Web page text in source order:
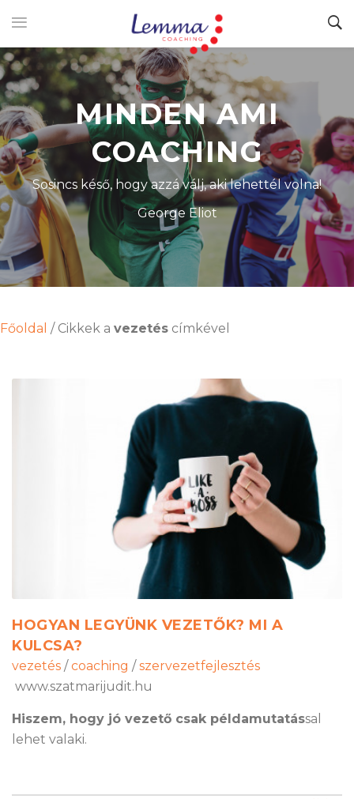
MINDEN AMI
COACHING
Sosincs késő, hogy azzá válj, aki lehettél volna!
George Eliot
Főoldal / Cikkek a vezetés címkével
HOGYAN LEGYÜNK VEZETŐK? MI A
KULCSA?
vezetés / coaching / szervezetfejlesztés
www.szatmarijudit.hu
Hiszem, hogy jó vezető csak példamutatással
lehet valaki.